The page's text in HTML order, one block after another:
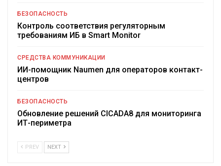
БЕЗОПАСНОСТЬ
Контроль соответствия регуляторным
требованиям ИБ в Smart Monitor
СРЕДСТВА КОММУНИКАЦИИ
ИИ-помощник Naumen для операторов контакт-
центров
БЕЗОПАСНОСТЬ
Обновление решений CICADA8 для мониторинга
ИТ-периметра
PREV NEXT